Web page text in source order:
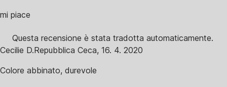
mi piace
Questa recensione è stata tradotta automaticamente.
Cecilie D.Repubblica Ceca, 16. 4. 2020
Colore abbinato, durevole